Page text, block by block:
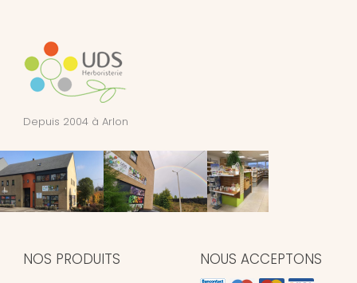
Depuis 2004 à Arlon
NOS PRODUITS NOUS ACCEPTONS